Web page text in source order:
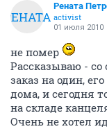
РЕНАТА
Рената
activist
01 июля 2010
не помер
Рассказываю - со
заказ на один,
дома, и сегодня
на складе
Очень не хотел